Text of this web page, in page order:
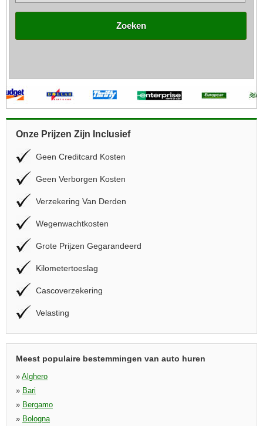
Zoeken
Onze Prijzen Zijn Inclusief
Geen Creditcard Kosten
Geen Verborgen Kosten
Verzekering Van Derden
Wegenwachtkosten
Grote Prijzen Gegarandeerd
Kilometertoeslag
Cascoverzekering
Velasting
Meest populaire bestemmingen van auto huren
» Alghero
» Bari
» Bergamo
» Bologna